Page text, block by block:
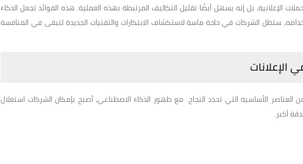
الإعلانية، بل إنه يسهل أيضًا تقليل التكاليف المرتبطة بهذه العملية. هذه الفوائد تجعل الذكاء
ستظل الشركات في حاجة ماسة لاستكشاف الابتكارات والتقنيات الجديدة لتبقى في المنافسة
الإعلانات
الأساسية التي تحدد النجاح. مع ظهور الذكاء الاصطناعي، أصبح بإمكان الشركات استغلال
أكبر.